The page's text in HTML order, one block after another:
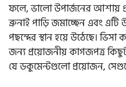
ফলে, ভালো উপার্জনের আশায়
ব্রুনাই পাড়ি জমাচ্ছেন এবং এটি
পছন্দের স্থান হয়ে উঠেছে। ভিসা
জন্য প্রয়োজনীয় কাগজপত্র
যে ডকুমেন্টগুলো প্রয়োজন,